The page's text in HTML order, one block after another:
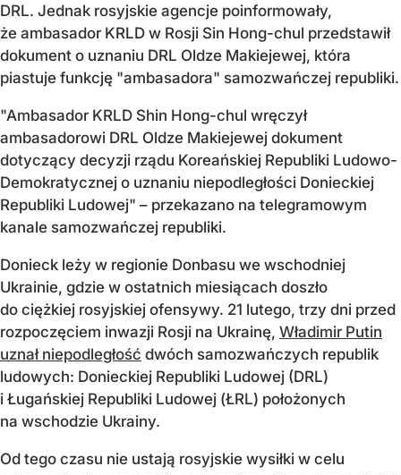
DRL. Jednak rosyjskie agencje poinformowały,
że ambasador KRLD w Rosji Sin Hong-chul przedstawił
dokument o uznaniu DRL Oldze Makiejewej, która
piastuje funkcję "ambasadora" samozwańczej republiki.
"Ambasador KRLD Shin Hong-chul wręczył
ambasadorowi DRL Oldze Makiejewej dokument
dotyczący decyzji rządu Koreańskiej Republiki Ludowo-
Demokratycznej o uznaniu niepodległości Donieckiej
Republiki Ludowej" – przekazano na telegramowym
kanale samozwańczej republiki.
Donieck leży w regionie Donbasu we wschodniej
Ukrainie, gdzie w ostatnich miesiącach doszło
do ciężkiej rosyjskiej ofensywy. 21 lutego, trzy dni przed
rozpoczęciem inwazji Rosji na Ukrainę, Władimir Putin
uznał niepodległość dwóch samozwańczych republik
ludowych: Donieckiej Republiki Ludowej (DRL)
i Ługańskiej Republiki Ludowej (ŁRL) położonych
na wschodzie Ukrainy.
Od tego czasu nie ustają rosyjskie wysiłki w celu